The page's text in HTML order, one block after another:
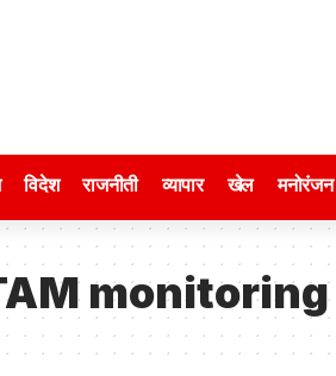
विदेश राजनीती व्यापार खेल मनोरंजन
monitoring